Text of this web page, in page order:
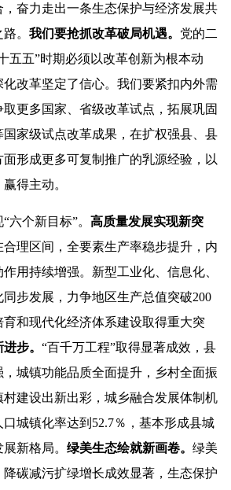
奋力走出一条生态保护与经济发展共
。 我们要抢抓改革破局机遇。 党的二
五五”时期必须以改革创新为根本动
改革坚定了信心。我们要紧扣内外需
更多国家、省级改革试点，拓展巩固
家级试点改革成果，在扩权强县、县
形成更多可复制推广的乳源经验，以
得主动。
个新目标”。 高质量发展实现新突
理区间，全要素生产率稳步提升，内
用持续增强。新型工业化、信息化、
步发展，力争地区生产总值突破200
和现代化经济体系建设取得重大突
步。 “百千万工程”取得显著成效，县
城镇功能品质全面提升，乡村全面振
建设出新出彩，城乡融合发展体制机
城镇化率达到52.7％，基本形成县城
新格局。 绿美生态绘就新画卷。 绿美
碳减污扩绿增长成效显著，生态保护